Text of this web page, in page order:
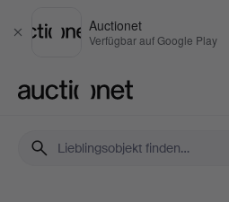
Schließen
Auctionet
Verfügbar auf Google Play